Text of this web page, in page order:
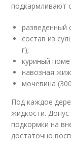
подкармливают
разведенный
состав из
г);
куриный
навозная
мочевина
Под каждое
жидкости.
подкормки на
достаточно